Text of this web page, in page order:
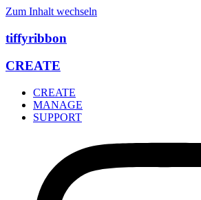
Zum Inhalt wechseln
tiffyribbon
CREATE
CREATE
MANAGE
SUPPORT